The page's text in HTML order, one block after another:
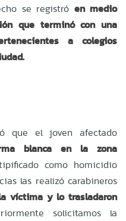
se registró en medio
que terminó con una
a colegios
que el joven afectado
blanca en la zona
como homicidio
las realizó carabineros
víctima y lo trasladaron
solicitamos la